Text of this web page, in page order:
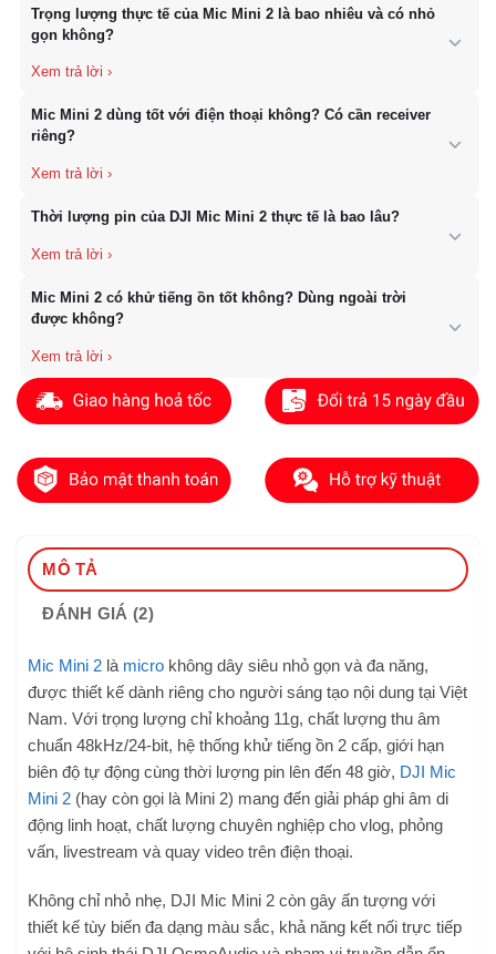
Âm thanh chỉ được ghi khi kết nối với receiver hoặc thiết bị quay
(điện thoại/máy ảnh). Nếu mất kết nối, bạn sẽ mất phần âm thanh
đó.
Trọng lượng thực tế của Mic Mini 2 là bao nhiêu và có nhỏ
gọn không?
Receiver (RX) ~10g. Kích thước siêu nhỏ (TX chỉ khoảng 28.5 ×
28 × 13.5 mm), gần như “vô hình” khi gắn trên áo, rất phù hợp cho
vlog, phỏng vấn và quay mobile.
Mic Mini 2 dùng tốt với điện thoại không? Có cần receiver
riêng?
plug & play qua USB-C với điện thoại. Bạn cũng có thể kết nối
trực tiếp transmitter với một số thiết bị DJI Osmo qua hệ sinh thái
Thời lượng pin của DJI Mic Mini 2 thực tế là bao lâu?
Receiver: khoảng
Khi dùng kèm hộp sạc: tổng thời gian sử dụng lên đến
Mic Mini 2 có khử tiếng ồn tốt không? Dùng ngoài trời
được không?
Rất ổn. Thiết bị có 2 mức khử tiếng ồn (Weak cho trong nhà,
Strong cho ngoài trời), kết hợp Auto Gain Control và Limiter. Ngoài
giọng nói tự nhiên và nổi bật hơn mà không cần chỉnh hậu kỳ
nhiều.
MÔ TẢ
ĐÁNH GIÁ (2)
Mic Mini 2 là micro không dây siêu nhỏ gọn và đa năng,
được thiết kế dành riêng cho người sáng tạo nội dung tại Việt
Nam. Với trọng lượng chỉ khoảng 11g, chất lượng thu âm
chuẩn 48kHz/24-bit, hệ thống khử tiếng ồn 2 cấp, giới hạn
biên độ tự động cùng thời lượng pin lên đến 48 giờ, DJI Mic
Mini 2 (hay còn gọi là Mini 2) mang đến giải pháp ghi âm di
động linh hoạt, chất lượng chuyên nghiệp cho vlog, phỏng
vấn, livestream và quay video trên điện thoại.
Không chỉ nhỏ nhẹ, DJI Mic Mini 2 còn gây ấn tượng với
thiết kế tùy biến đa dạng màu sắc, khả năng kết nối trực tiếp